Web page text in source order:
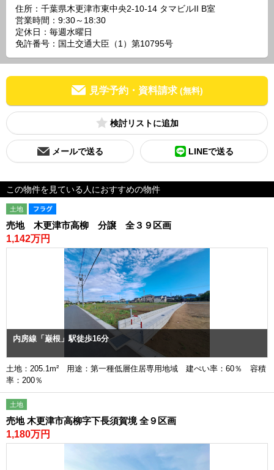
住所：千葉県木更津市東中央2-10-14 タマビルII B室
営業時間：9:30～18:30
定休日：毎週水曜日
免許番号：国土交通大臣（1）第10795号
見学予約・資料請求 (無料)
検討リスト
メールで送る LINEで送る
この物件を見ている人におすすめの物件
土地
売地 木更津市高柳 分譲 全３９区画
1,142万円
内房線「巌根」駅徒歩16分
土地：205.1m² 用途：第一種低層住居専用地域 建ぺい率：60％ 容積
率：200％
土地
売地 木更津市高柳字下長須賀境 全９区画
1,180万円